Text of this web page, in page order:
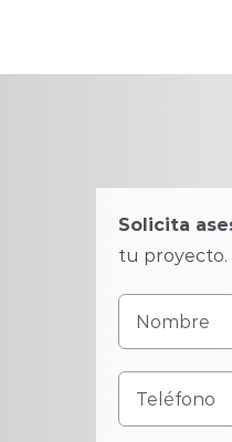
Solicita
tu proyecto.